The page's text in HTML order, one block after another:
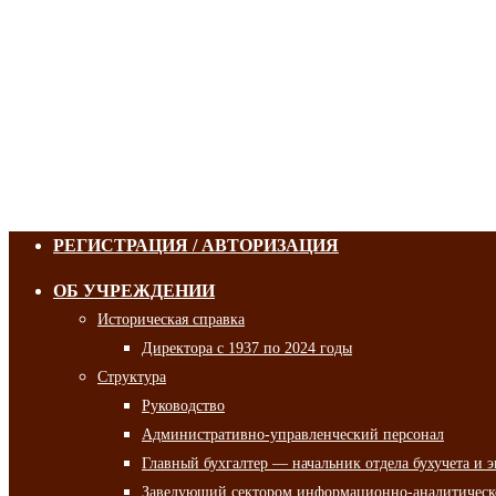
РЕГИСТРАЦИЯ / АВТОРИЗАЦИЯ
ОБ УЧРЕЖДЕНИИ
Историческая справка
Директора с 1937 по 2024 годы
Структура
Руководство
Административно-управленческий персонал
Главный бухгалтер — начальник отдела бухучета и
Заведующий сектором информационно-